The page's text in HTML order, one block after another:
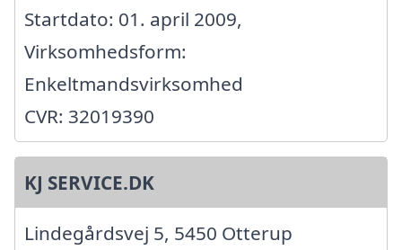
Startdato: 01. april 2009,
Virksomhedsform:
Enkeltmandsvirksomhed
CVR: 32019390
KJ SERVICE.DK
Lindegårdsvej 5, 5450 Otterup